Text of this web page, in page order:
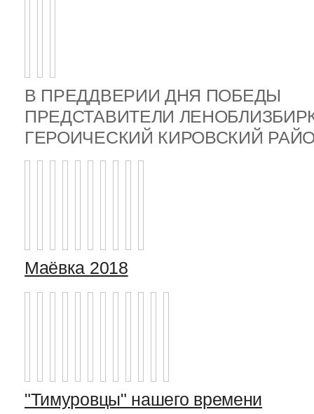
В ПРЕДДВЕРИИ ДНЯ ПОБЕДЫ
ПРЕДСТАВИТЕЛИ
ГЕРОИЧЕСКИЙ КИРОВСКИЙ
Маёвка 2018
"Тимуровцы" нашего времени